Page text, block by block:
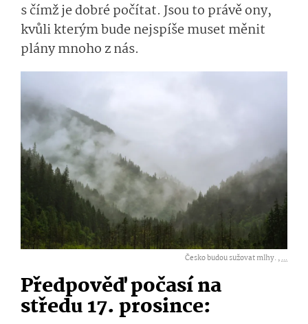
s čímž je dobré počítat. Jsou to právě ony,
kvůli kterým bude nejspíše muset měnit
plány mnoho z nás.
Česko budou sužovat mlhy. ,...
Předpověď počasí na
středu 17. prosince: